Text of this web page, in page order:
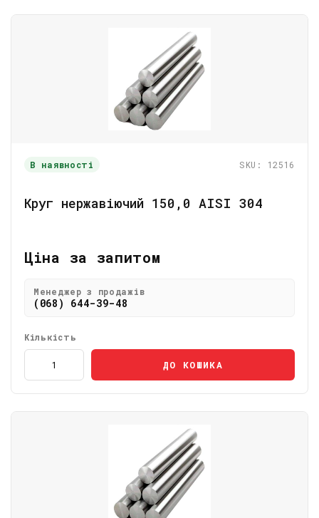
В наявності SKU: 12516
Круг нержавіючий 150,0 AISI 304
Ціна за запитом
Менеджер з продажів
(068) 644-39-48
Кількість
ДО КОШИКА